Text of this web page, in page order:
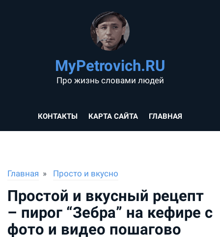
MyPetrovich.RU
Про жизнь словами людей
КОНТАКТЫ КАРТА САЙТА ГЛАВНАЯ
Главная Просто и вкусно
Простой и вкусный рецепт
– пирог “Зебра” на кефире с
фото и видео пошагово